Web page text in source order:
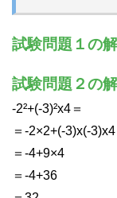
試験問題１の解
試験問題２の解
-2²+(-3)²x4＝
＝-2×2+(-3)x(-3)x4
＝-4+9×4
＝-4+36